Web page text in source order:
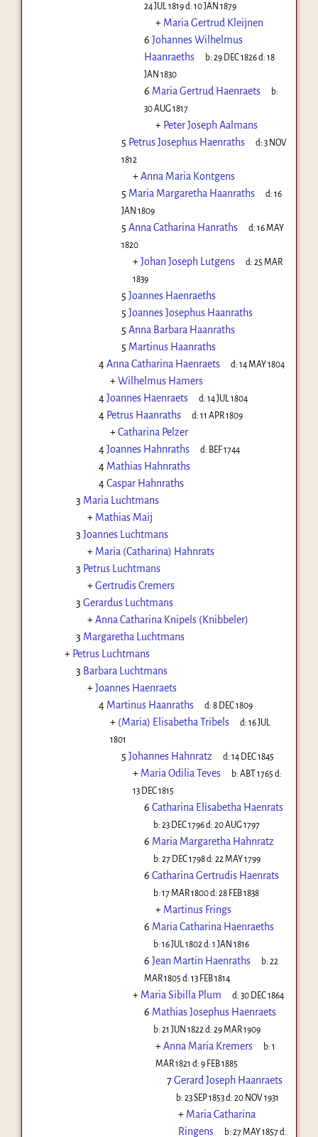
24 JUL 1819d: 10 JAN 1879
+ Maria Gertrud Kleijnen
6 Johannes Wilhelmus
Haanraeths
b:29 DEC 1826d:18
JAN 1830
6 Maria Gertrud Haenraets
b:
30 AUG 1817
+ Peter Joseph Aalmans
5 Petrus Josephus Haenraths d:3 NOV
1812
+Anna Maria Kontgens
5 Maria Margaretha Haanraths d:16
JAN 1809
5 Anna Catharina Hanraths d:16 MAY
1820
+Johan Joseph Lutgens d:25 MAR
1839
5 Joannes Haenraeths
5 Joannes Josephus Haanraths
5 Anna Barbara Haanraths
5 Martinus Haanraths
4Anna Catharina Haenraets d:14 MAY 1804
+Wilhelmus Hamers
4Joannes Haenraets d:14 JUL 1804
4 Petrus Haanraths d:11 APR 1809
+Catharina Pelzer
4Joannes Hahnraths d: BEF 1744
4 Mathias Hahnraths
4Caspar Hahnraths
3 Maria Luchtmans
+ Mathias Maij
3 Joannes Luchtmans
+ Maria (Catharina) Hahnrats
3 Petrus Luchtmans
+Gertrudis Cremers
3 Gerardus Luchtmans
+Anna Catharina Knipels (Knibbeler)
3 Margaretha Luchtmans
+ Petrus Luchtmans
3 Barbara Luchtmans
+Joannes Haenraets
4 Martinus Haanraths d:8 DEC 1809
+ (Maria) Elisabetha Tribels d:16 JUL
1801
5 Johannes Hahnratz d:14 DEC 1845
+ Maria Odilia Teves b:ABT 1765 d:
13 DEC 1815
6 Catharina Elisabetha Haenrats
b:23 DEC 1796d:20 AUG 1797
6 Maria Margaretha Hahnratz
b:27 DEC 1798d:22 MAY 1799
6 Catharina Gertrudis Haenrats
b:17 MAR 1800d:28 FEB 1838
+ Martinus Frings
6 Maria Catharina Haenraeths
b:16 JUL 1802 d:1 JAN 1816
6 Jean Martin Haenraths b:22
MAR 1805 d: 13 FEB 1814
+ Maria Sibilla Plum d:30 DEC 1864
6 Mathias Josephus Haenraets
b:21 JUN 1822 d:29 MAR 1909
+Anna Maria Kremers b:1
MAR 1821 d: 9 FEB 1885
7Gerard Joseph Haanraets
b:23 SEP 1853d:20 NOV 1931
+ Maria Catharina
Ringens
b:27 MAY 1857d: